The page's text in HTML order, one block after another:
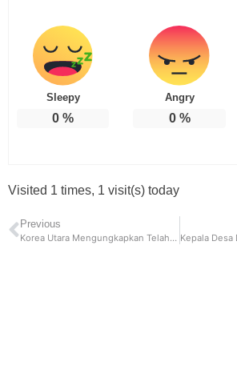
Sleepy
0 %
Angry
0%
Visited 1 times, 1 visit(s) today
Previous
Korea Utara Mengungkapkan Telah Menguji Coba Rudal ICBM Dalam Sebuah Latihan Mendadak